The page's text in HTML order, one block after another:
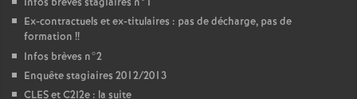
Ex-contractuels et ex-titulaires : pas de décharge, pas de
formation !!
Infos brèves n°2
Enquête stagiaires 2012/2013
CLESet C2I2e : la suite